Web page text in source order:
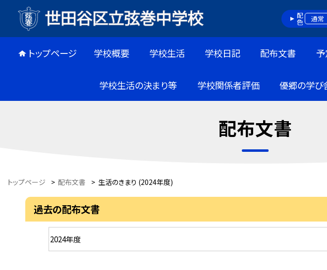
配色 通常
トップページ 学校概要 学校生活 学校日記 配布文書
学校生活の決まり等 学校関係者評価 優郷の学び
配布文書
トップページ > 配布文書 > 生活のきまり (2024年度)
過去の配布文書